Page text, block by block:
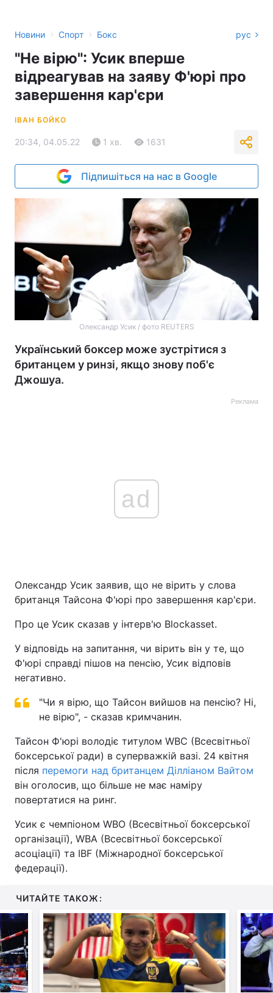
Новини › Спорт › Бокс рус
"Не вірю": Усик вперше
відреагував на заяву Ф'юрі про
завершення кар'єри
ІВАН БОЙКО
20:34, 04.05.22 1 хв. 1631
Підпишіться на нас в Google
Олександр Усик / фото REUTERS
Український боксер може зустрітися з
британцем у ринзі, якщо знову поб'є
Джошуа.
Реклама
ad
Олександр Усик заявив, що не вірить у слова
британця Тайсона Ф'юрі про завершення кар'єри.
Про це Усик сказав у інтерв'ю Blockasset.
У відповідь на запитання, чи вірить він у те, що
Ф'юрі справді пішов на пенсію, Усик відповів
негативно.
"Чи я вірю, що Тайсон вийшов на пенсію? Ні,
не вірю", - сказав кримчанин.
Тайсон Ф'юрі володіє титулом WBC (Всесвітньої
боксерської ради) в суперважкій вазі. 24 квітня
після перемоги над британцем Ділліаном Вайтом
він оголосив, що більше не має наміру
повертатися на ринг.
Усик є чемпіоном WBO (Всесвітньої боксерської
організації), WBA (Всесвітньої боксерської
асоціації) та IBF (Міжнародної боксерської
федерації).
ЧИТАЙТЕ ТАКОЖ: